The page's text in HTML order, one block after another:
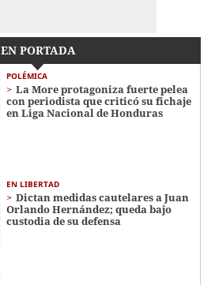
EN PORTADA
POLÉMICA
La More protagoniza fuerte pelea
con periodista que criticó su fichaje
en Liga Nacional de Honduras
EN LIBERTAD
Dictan medidas cautelares a Juan
Orlando Hernández; queda bajo
custodia de su defensa